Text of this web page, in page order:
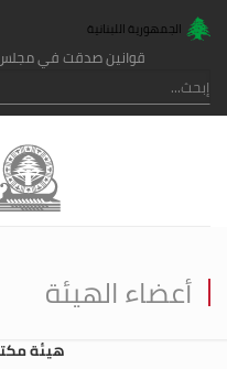
الجمهورية اللبنانية
قوانين صدقت في مجلس
أعضاء الهيئة
هيئة